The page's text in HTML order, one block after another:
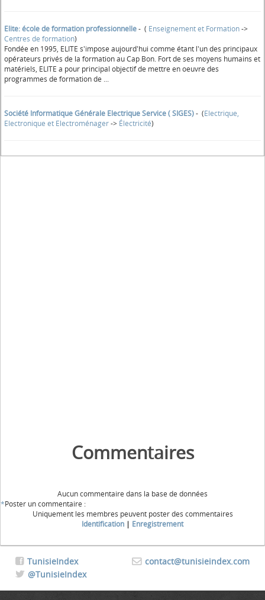
Elite: école de formation professionnelle- ( Enseignement et Formation->
Centres de formation)
Fondée en 1995, ELITE s'impose aujourd'hui comme étant l'un des principaux
opérateurs privés de la formation au Cap Bon. Fort de ses moyens humains et
matériels, ELITE a pour principal objectif de mettre en oeuvre des
programmes de formation de ...
Société Informatique Générale Electrique Service ( SIGES)- (Electrique,
Electronique et Electroménager-> Électricité)
Commentaires
Aucun commentaire dans la base de données
*Poster un commentaire :
Uniquement les membres peuvent poster des commentaires
Identification | Enregistrement
contact@tunisieindex.com
TunisieIndex
@TunisieIndex